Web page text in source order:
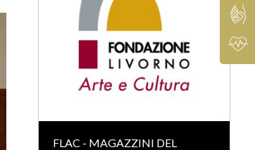
FLAC - MAGAZZINI DEL